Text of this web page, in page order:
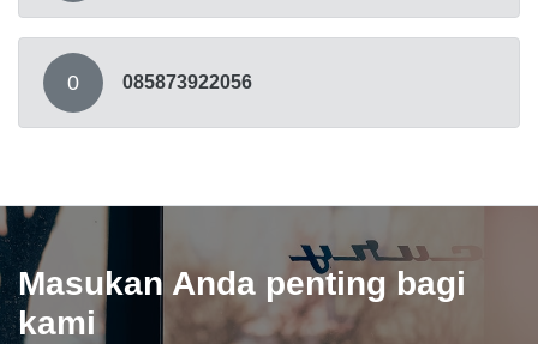
0 085873922056
Masukan Anda penting bagi
kami